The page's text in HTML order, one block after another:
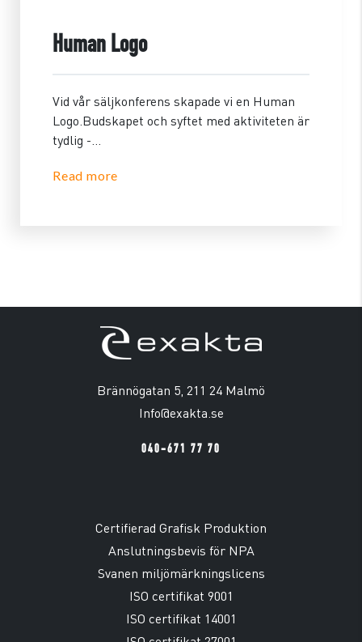
Human Logo
Vid vår säljkonferens skapade vi en Human
Logo.Budskapet och syftet med aktiviteten är
tydlig -...
Read more
Brännögatan 5, 211 24 Malmö
Info@exakta.se
040-671 77 70
Certifierad Grafisk Produktion
Anslutningsbevis för NPA
Svanen miljömärkningslicens
ISO certifikat 9001
ISO certifikat 14001